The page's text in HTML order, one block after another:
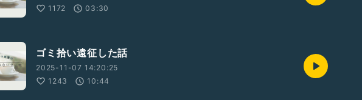
1172
03:30
ゴミ拾い遠征した話
2025-11-07 14:20:25
1243
10:44